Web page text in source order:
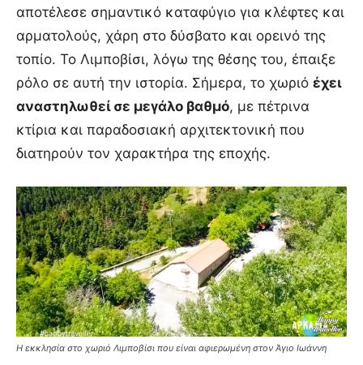
αποτέλεσε σημαντικό καταφύγιο για κλέφτες και
αρματολούς, χάρη στο δύσβατο και ορεινό της
τοπίο. Το Λιμποβίσι, λόγω της θέσης του, έπαιξε
ρόλο σε αυτή την ιστορία. Σήμερα, το χωριό έχει
αναστηλωθεί σε μεγάλο βαθμό, με πέτρινα
κτίρια και παραδοσιακή αρχιτεκτονική που
διατηρούν τον χαρακτήρα της εποχής.
H εκκλησία στο χωριό Λιμποβίσι που είναι αφιερωμένη στον Άγιο Ιωάννη